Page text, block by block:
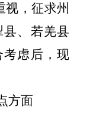
视，征求州
、若羌县
考虑后，现
方面